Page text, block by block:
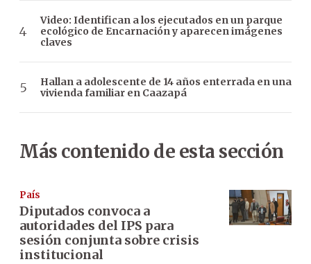
Video: Identifican a los ejecutados en un parque
ecológico de Encarnación y aparecen imágenes
claves
Hallan a adolescente de 14 años enterrada en una
vivienda familiar en Caazapá
Más contenido de esta sección
País
Diputados convoca a
autoridades del IPS para
sesión conjunta sobre crisis
institucional